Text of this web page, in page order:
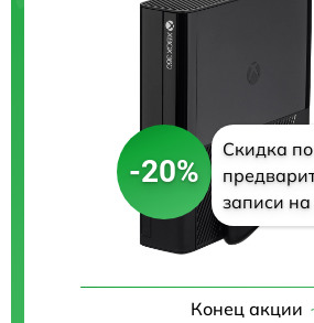
-20%
Скидка по
записи на
Конец акции